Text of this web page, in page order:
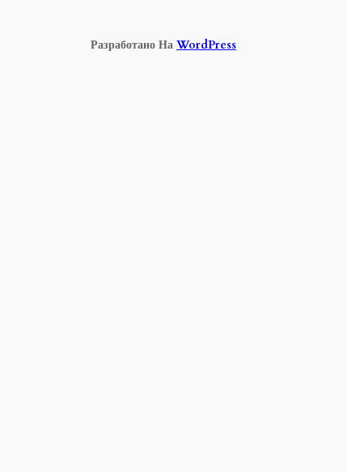
Разработано На WordPress